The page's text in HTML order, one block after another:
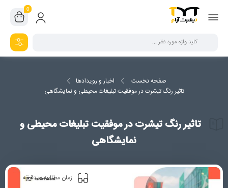
0
صفحه نخست
اخبار و رویدادها
تاثیر رنگ تیشرت در موفقیت تبلیغات محیطی و نمایشگاهی
تاثیر رنگ تیشرت در موفقیت تبلیغات محیطی و
نمایشگاهی
زمان مطالعه 0دقیقه